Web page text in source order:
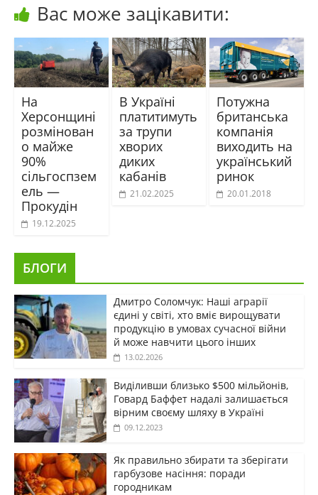
Вас може зацікавити:
На
Херсонщині
розмінован
о майже
90%
сільгоспзем
ель —
Прокудін
19.12.2025
В Україні
платитимуть
за трупи
хворих
диких
кабанів
21.02.2025
Потужна
британська
компанія
виходить на
український
ринок
20.01.2018
БЛОГИ
Дмитро Соломчук: Наші аграрії
єдині у світі, хто вміє вирощувати
продукцію в умовах сучасної війни
й може навчити цього інших
13.02.2026
Виділивши близько $500 мільйонів,
Говард Баффет надалі залишається
вірним своєму шляху в Україні
09.12.2023
Як правильно збирати та зберігати
гарбузове насіння: поради
городникам